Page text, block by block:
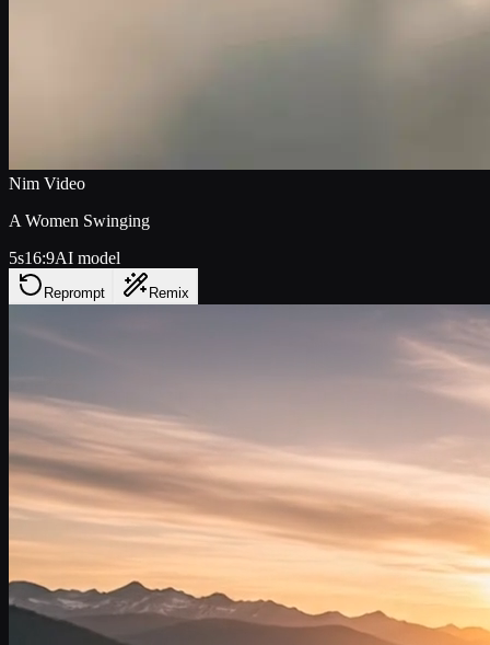
Nim Video
A Women Swinging
5s16:9AI model
Reprompt Remix